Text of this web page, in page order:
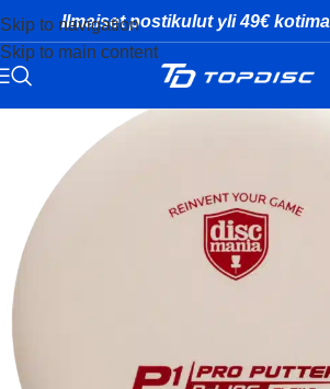
Skip to navigation
Skip to main content
Ilmaiset postikulut yli 49€